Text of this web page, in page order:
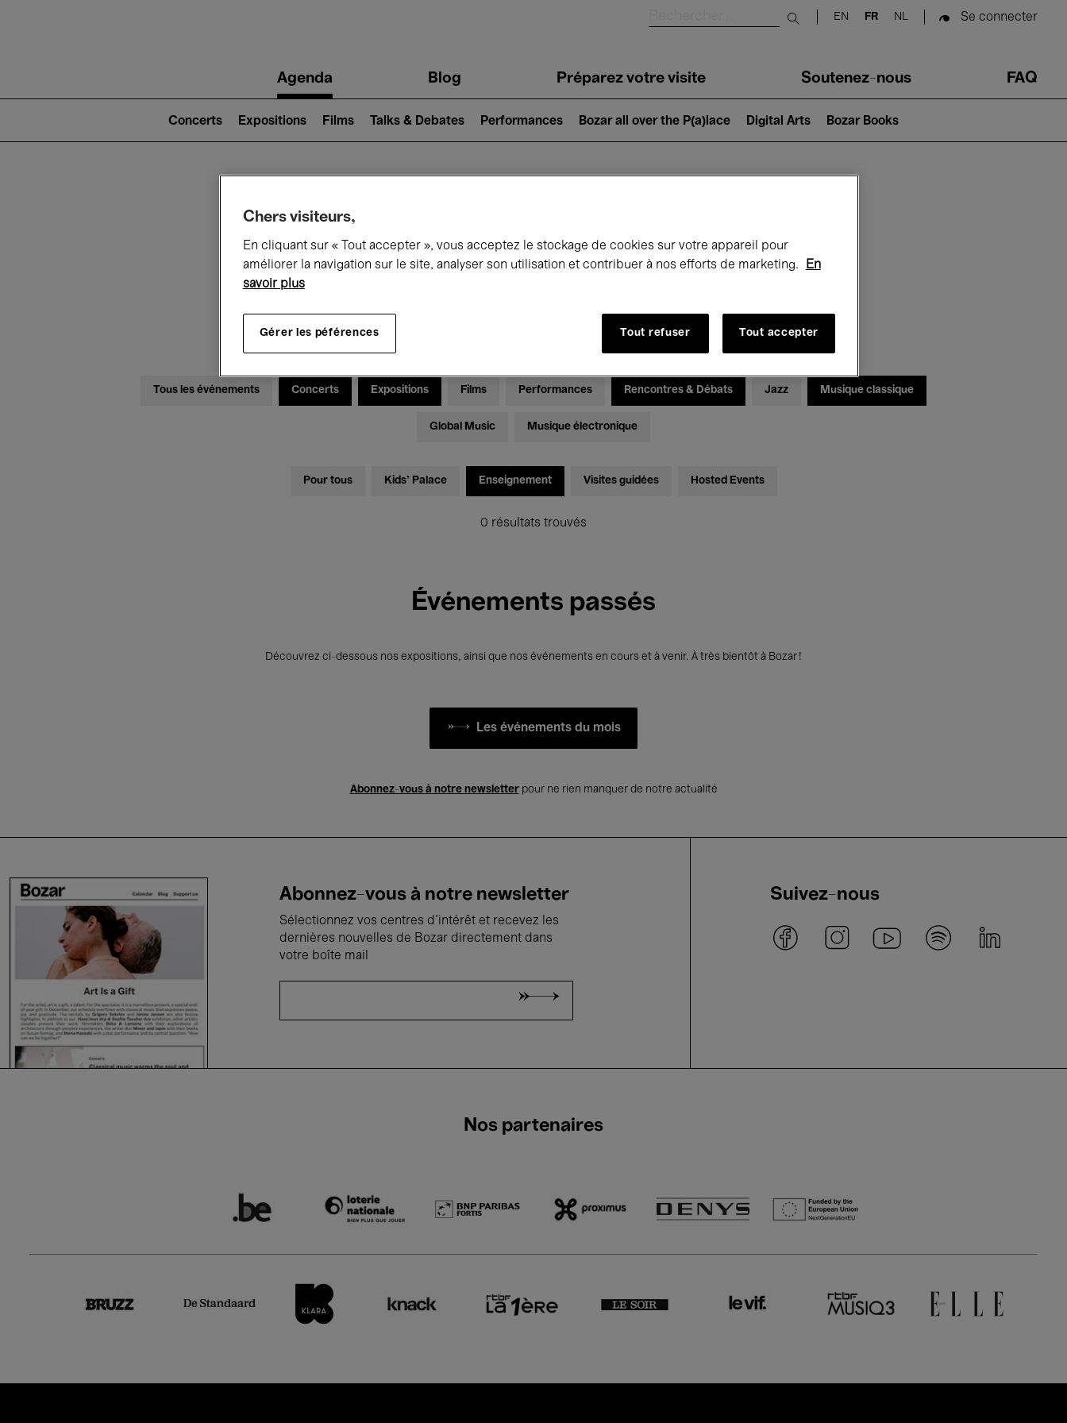
Submit search
EN FR NL Se connecter
navigationAgenda Blog Préparez votre visite Soutenez-nous FAQ
2)
Concerts Expositions Films Talks & Debates Performances Bozar all over the P(a)lace Digital Arts Bozar Books
Ce qui se passe à Bozar
Tous les événements Concerts Expositions Films Performances Rencontres & Débats Jazz Musique classique
Global Music Musique électronique
Pour tous Kids’ Palace Enseignement Visites guidées Hosted Events
0 résultats trouvés
Événements passés
Découvrez ci-dessous nos expositions, ainsi que nos événements en cours et à venir. À très bientôt à Bozar !
Les événements du mois
Abonnez-vous à notre newsletterpour ne rien manquer de notre actualité
Abonnez-vous à notre newsletter
Sélectionnez vos centres d'intérêt et recevez les
dernières nouvelles de Bozar directement dans
votre boîte mail
Suivez-nous
Nos partenaires
Chers visiteurs,
En cliquant sur « Tout accepter », vous acceptez le stockage de cookies sur votre appareil pour
améliorer la navigation sur le site, analyser son utilisation et contribuer à nos efforts de marketing.
En
savoir plus
Gérer les péférences Tout refuser Tout accepter